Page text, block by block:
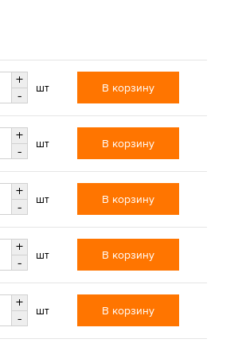
+
-
шт В корзину
+
-
шт В корзину
+
-
шт В корзину
+
-
шт В корзину
+
-
шт В корзину